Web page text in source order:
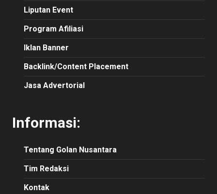
Liputan Event
Program Afiliasi
Iklan Banner
Backlink/Content Placement
Jasa Advertorial
Informasi:
Tentang Golan Nusantara
Tim Redaksi
Kontak